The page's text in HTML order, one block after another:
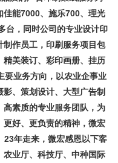
佳能7000、施乐700、理光
台，同时公司的专业设计印
作员工，印刷服务项目包
美装订、彩印画册、挂历
要业务方向，以农业企事业
、策划设计、大型广告制
素质的专业服务团队，为
好、更负责的精神，微宏
23年走来，微宏感恩以下客
农业厅、科技厅、中种国际